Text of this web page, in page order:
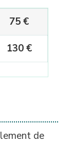
75 €
130 €
de